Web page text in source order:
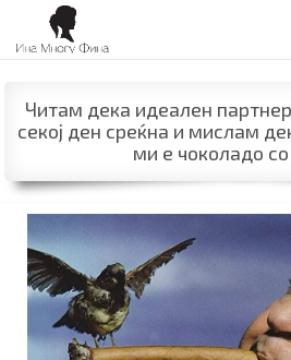
Читам дека идеален
секој ден среќна и мислам
ми е чоколадо